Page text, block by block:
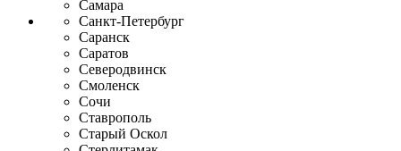
Самара
Санкт-Петербург
Саранск
Саратов
Северодвинск
Смоленск
Сочи
Ставрополь
Старый Оскол